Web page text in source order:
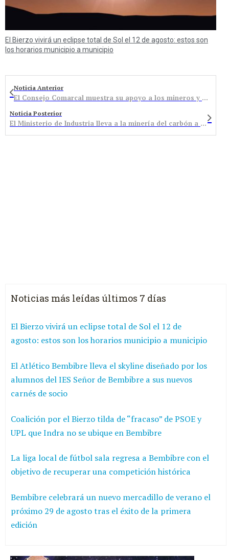
El Bierzo vivirá un eclipse total de Sol el 12 de agosto: estos son
los horarios municipio a municipio
Noticia Anterior
El Consejo Comarcal muestra su apoyo a los mineros y a sus familias
Noticia Posterior
El Ministerio de Industria lleva a la minería del carbón a una huelga indefinida
Noticias más leídas últimos 7 días
El Bierzo vivirá un eclipse total de Sol el 12 de
agosto: estos son los horarios municipio a municipio
El Atlético Bembibre lleva el skyline diseñado por los
alumnos del IES Señor de Bembibre a sus nuevos
carnés de socio
Coalición por el Bierzo tilda de “fracaso” de PSOE y
UPL que Indra no se ubique en Bembibre
La liga local de fútbol sala regresa a Bembibre con el
objetivo de recuperar una competición histórica
Bembibre celebrará un nuevo mercadillo de verano el
próximo 29 de agosto tras el éxito de la primera
edición